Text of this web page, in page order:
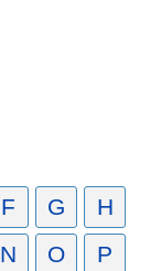
F G
H
N O P